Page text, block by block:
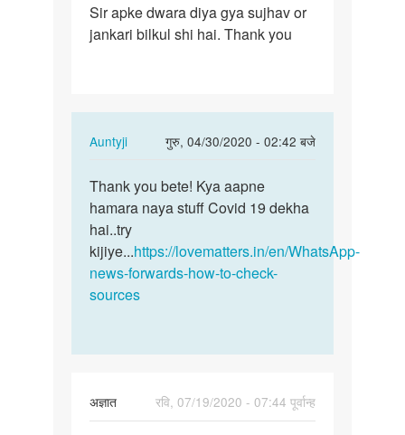
Sir
apke
Sir apke dwara diya gya sujhav or
jankari bilkul shi hai. Thank you
Auntyji
गुरु, 04/30/2020 - 02:42 बजे
In
to
Sir
apke
dwara
diya
gya…
Thank
you
bete!
Kya
aapne…
Thank you bete! Kya aapne
hamara naya stuff Covid 19 dekha
hai..try
kijiye...https://lovematters.in/en/WhatsApp-
news-forwards-how-to-check-
sources
अज्ञात
रवि, 07/19/2020 - 07:44 पूर्वान्ह